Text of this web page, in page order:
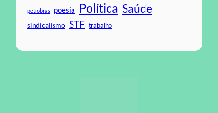
petrobras poesia Política Saúde
sindicalismo STF trabalho